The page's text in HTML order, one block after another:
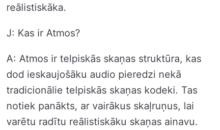
reālistiskāka.
J: Kas ir Atmos?
A: Atmos ir telpiskās skaņas struktūra, kas
dod ieskaujošāku audio pieredzi nekā
tradicionālie telpiskās skaņas kodeki. Tas
notiek panākts, ar vairākus skaļruņus, lai
varētu radītu reālistiskāku skaņas ainavu.